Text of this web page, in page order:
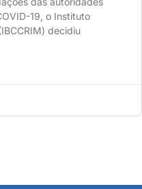
19, o Instituto
decidiu